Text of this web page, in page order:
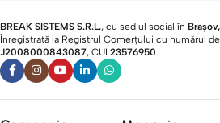
BREAK SISTEMS S.R.L., cu sediul social în
Înregistrată la Registrul Comerțului cu numărul
J2008000843087, CUI 23576950.​